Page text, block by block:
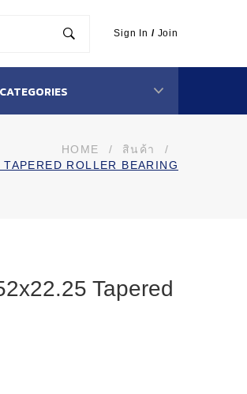
Sign In / Join
CATEGORIES
HOME / สินค้า
/
ROLLER BEARING
Tapered